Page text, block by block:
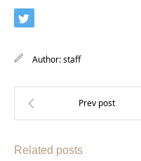
Author:staff
Related posts